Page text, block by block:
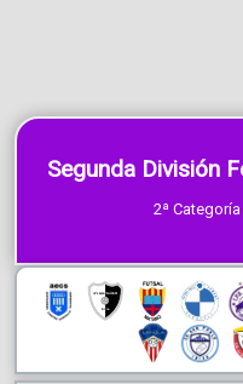
Segunda División
2ª